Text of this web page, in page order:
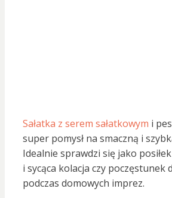
Sałatka z serem sałatkowym i
super pomysł na smaczną i
Idealnie sprawdzi się jako
i sycąca kolacja czy poczęstunek
podczas domowych imprez.